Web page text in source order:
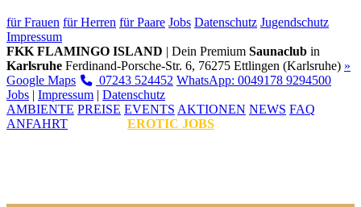
für Frauen für Herren für Paare Jobs Datenschutz Jugendschutz
Impressum
FKK FLAMINGO ISLAND | Dein Premium Saunaclub in
Karlsruhe Ferdinand-Porsche-Str. 6, 76275 Ettlingen (Karlsruhe) »
Google Maps
07243 524452 WhatsApp: 0049178 9294500
Jobs | Impressum | Datenschutz
AMBIENTE PREISE EVENTS AKTIONEN NEWS FAQ
ANFAHRT
EROTIC JOBS